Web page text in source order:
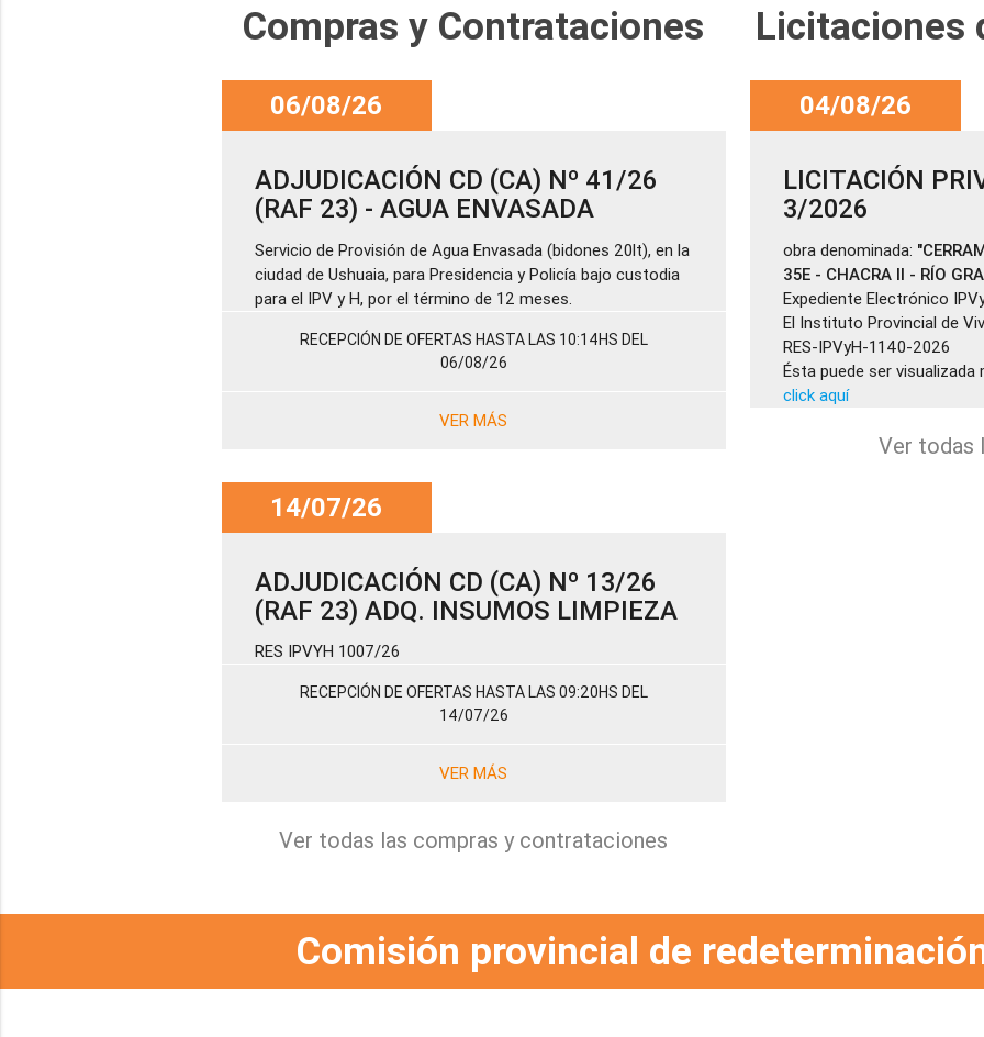
Compras y Contrataciones
06/08/26
ADJUDICACIÓN CD (CA) Nº 41/26
(RAF 23) - AGUA ENVASADA
Servicio de Provisión de Agua Envasada (bidones 20lt), en la
ciudad de Ushuaia, para Presidencia y Policía bajo custodia
para el IPV y H, por el término de 12 meses.
RECEPCIÓN DE OFERTAS HASTA LAS 10:14HS DEL
06/08/26
VER MÁS
14/07/26
ADJUDICACIÓN CD (CA) Nº 13/26
(RAF 23) ADQ. INSUMOS LIMPIEZA
RES IPVYH 1007/26
RECEPCIÓN DE OFERTAS HASTA LAS 09:20HS DEL
14/07/26
VER MÁS
Ver todas las compras y contrataciones
Licitaciones
04/08/26
LICITACIÓN
3/2026
obra denominada:
35E - CHACRA II - RÍO
Expediente Electrónico
El Instituto Provincial de
RES-IPVyH-1140-2026
Ésta puede ser visualizada
click aquí
Ver todas
Comisión provincial de